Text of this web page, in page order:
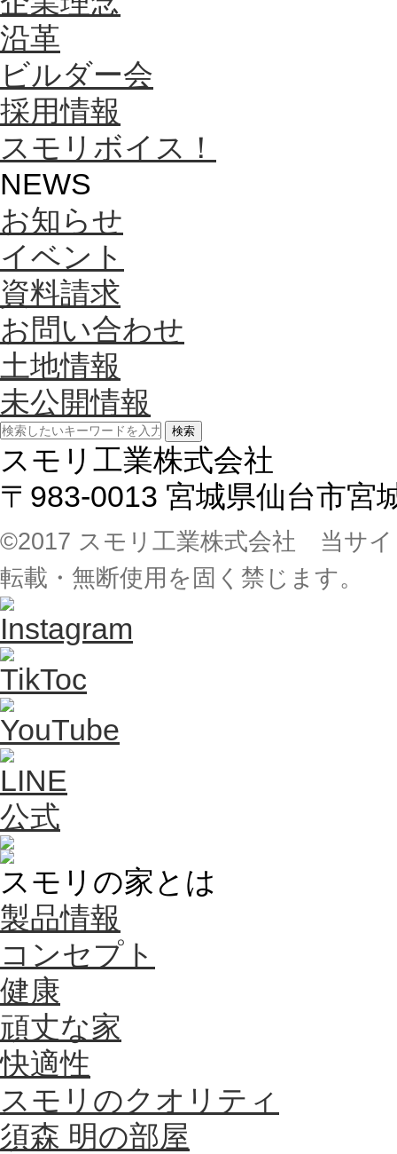
沿革
ビルダー会
採用情報
スモリボイス！
NEWS
お知らせ
イベント
資料請求
お問い合わせ
土地情報
未公開情報
検索
スモリ工業株式会社
〒983-0013 宮城県仙台市宮
©2017 スモリ工業株式会社 当サ
転載・無断使用を固く禁じます。
スモリの家とは
製品情報
コンセプト
健康
頑丈な家
快適性
スモリのクオリティ
須森 明の部屋